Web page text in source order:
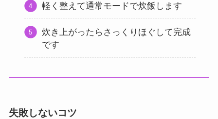
軽く整えて通常モードで炊飯します
炊き上がったらさっくりほぐして完成
です
失敗しないコツ